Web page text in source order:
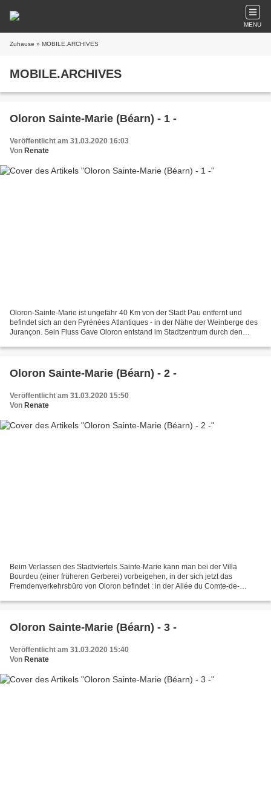
MENU
Zuhause » MOBILE.ARCHIVES
MOBILE.ARCHIVES
Oloron Sainte-Marie (Béarn) - 1 -
Veröffentlicht am 31.03.2020 16:03
Von Renate
Oloron-Sainte-Marie ist ungefähr 40 Km von der Stadt Pau entfernt und
befindet sich an den Pyrénées Atlantiques - in der Nähe der Weinberge des
Jurançon. Sein Fluss Gave Oloron entstand im Stadtzentrum durch den
Oloron Sainte-Marie (Béarn) - 2 -
Veröffentlicht am 31.03.2020 15:50
Von Renate
Beim Verlassen des Stadtviertels Sainte-Marie kann man bei der Villa
Bourdeu (einer früheren Gerberei) vorbeigehen, in der sich jetzt das
Fremdenverkehrsbüro von Oloron befindet : in der Allée du Comte-de-
Oloron Sainte-Marie (Béarn) - 3 -
Veröffentlicht am 31.03.2020 15:40
Von Renate